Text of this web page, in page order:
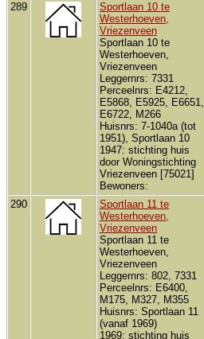
289
Sportlaan 10 te
Westerhoeven,
Vriezenveen
Sportlaan 10 te
Westerhoeven,
Vriezenveen
Leggernrs: 7331
Perceelnrs: E4212,
E5868, E5925, E6651,
E6722, M266
Huisnrs: 7-1040a (tot
1951), Sportlaan 10
1947: stichting huis
door Woningstichting
Vriezenveen [75021]
Bewoners:
290
Sportlaan 11 te
Westerhoeven,
Vriezenveen
Sportlaan 11 te
Westerhoeven,
Vriezenveen
Leggernrs: 802, 7331
Perceelnrs: E6400,
M175, M327, M355
Huisnrs: Sportlaan 11
(vanaf 1969)
1969: stichting huis